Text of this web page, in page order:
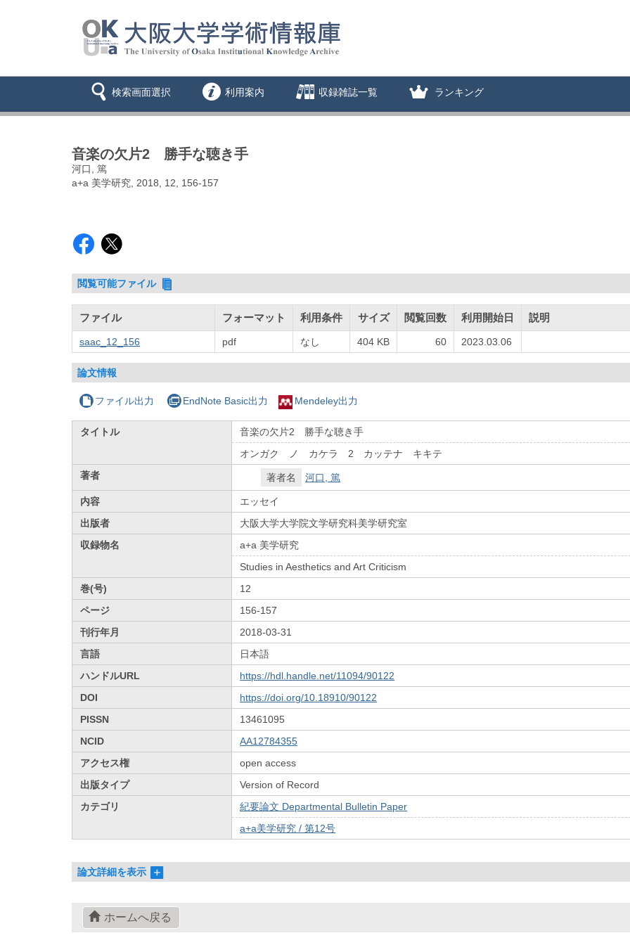
検索画面選択 利用案内 収録雑誌一覧 ランキング
音楽の欠片2 勝手な聴き手
河口, 篤
a+a 美学研究, 2018, 12, 156-157
閲覧可能ファイル
ファイル フォーマット 利用条件 サイズ 閲覧回数 利用開始日 説明
saac_12_156 pdf なし 404 KB 60 2023.03.06
論文情報
ファイル出力 EndNote Basic出力 Mendeley出力
タイトル
音楽の欠片2 勝手な聴き手
オンガク ノ カケラ 2 カッテナ キキテ
著者
著者名 河口, 篤
内容
エッセイ
出版者
大阪大学大学院文学研究科美学研究室
収録物名
a+a 美学研究
Studies in Aesthetics and Art Criticism
巻(号)
12
ページ
156-157
刊行年月
2018-03-31
言語
日本語
ハンドルURL
https://hdl.handle.net/11094/90122
DOI
https://doi.org/10.18910/90122
PISSN
13461095
NCID
AA12784355
アクセス権
open access
出版タイプ
Version of Record
カテゴリ
紀要論文 Departmental Bulletin Paper
a+a美学研究 / 第12号
論文詳細を表示
ホームへ戻る